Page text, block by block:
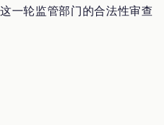
一轮监管部门的合法性审查